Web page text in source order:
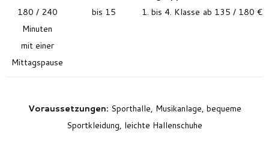
180 / 240
Minuten
mit einer
Mittagspause
bis 15 1. bis 4. Klasse ab 135 / 180 €
Voraussetzungen: Sporthalle, Musikanlage, bequeme
Sportkleidung, leichte Hallenschuhe